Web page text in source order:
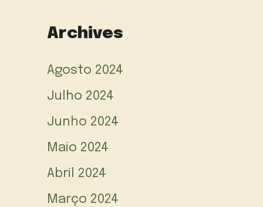
Archives
Agosto 2024
Julho 2024
Junho 2024
Maio 2024
Abril 2024
Março 2024